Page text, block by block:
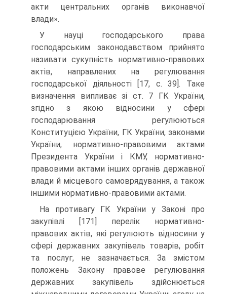
акти центральних органів виконавчої
влади».
У науці господарського права
господарським законодавством прийнято
називати сукупність нормативно-правових
актів, направлених на регулювання
господарської діяльності [17, с. 39]. Таке
визначення випливає зі ст. 7 ГК України,
згідно з якою відносини у сфері
господарювання регулюються
Конституцією України, ГК України, законами
України, нормативно-правовими актами
Президента України і КМУ, нормативно-
правовими актами інших органів державної
влади й місцевого самоврядування, а також
іншими нормативно-правовими актами.
На противагу ГК України у Законі про
закупівлі [171] перелік нормативно-
правових актів, які регулюють відносини у
сфері державних закупівель товарів, робіт
та послуг, не зазначається. За змістом
положень Закону правове регулювання
державних закупівель здійснюється